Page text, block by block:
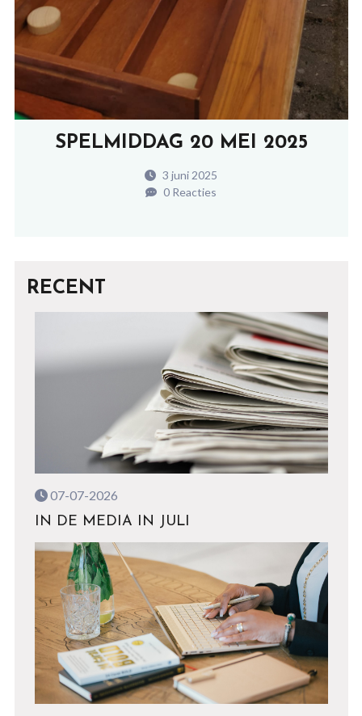
SPELMIDDAG 20 MEI 2025
3 juni 2025
0 Reacties
RECENT
07-07-2026
IN DE MEDIA IN JULI